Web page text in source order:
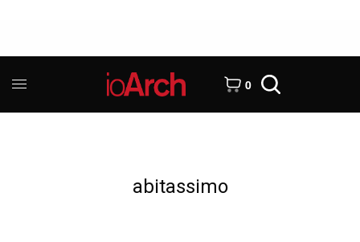
0
abitassimo